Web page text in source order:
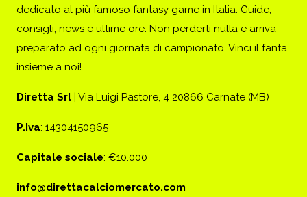
dedicato al più famoso fantasy game in Italia. Guide,
consigli, news e ultime ore. Non perderti nulla e arriva
preparato ad ogni giornata di campionato. Vinci il fanta
insieme a noi!
Diretta Srl | Via Luigi Pastore, 4 20866 Carnate (MB)
P.Iva: 14304150965
Capitale sociale: €10.000
info@direttacalciomercato.com